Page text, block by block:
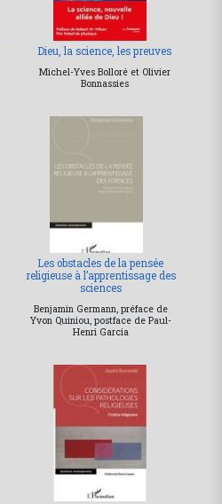
Dieu, la science, les preuves
Michel-Yves Bolloré et Olivier
Bonnassies
Les obstacles de la pensée
religieuse à l’apprentissage des
sciences
Benjamin Germann, préface de
Yvon Quiniou, postface de Paul-
Henri Garcia